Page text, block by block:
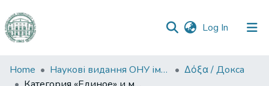
Log In (current)
Communities
&
Home Наукові видання ОНУ імені І. І. Мечникова
Δόξα / Докса